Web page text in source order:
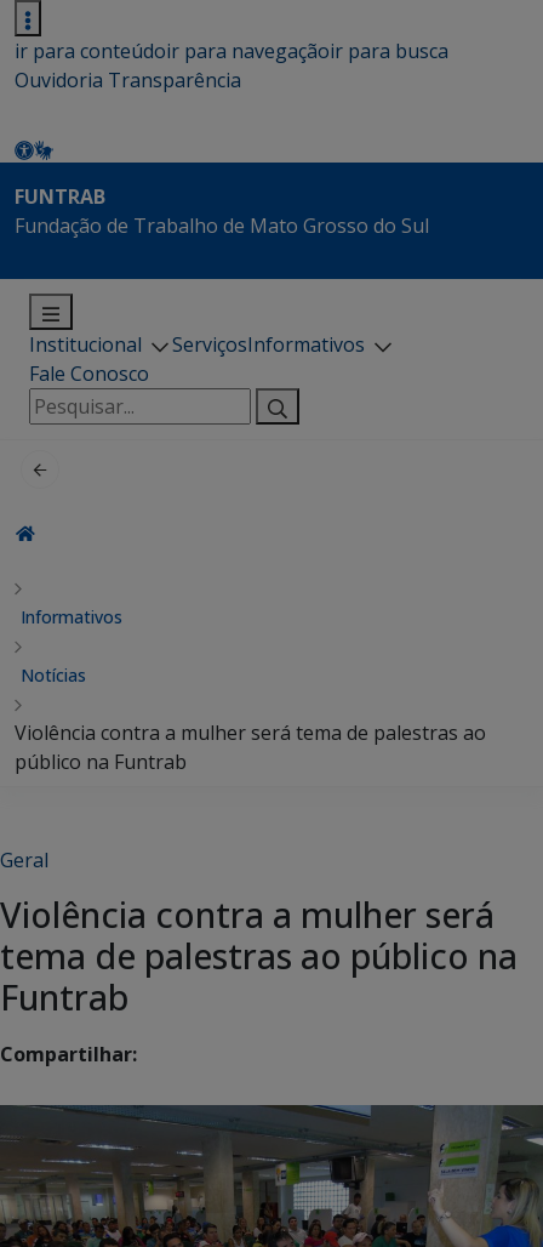
ir para conteúdoir para navegaçãoir para busca
Ouvidoria Transparência
FUNTRAB
Fundação de Trabalho de Mato Grosso do Sul
Institucional ServiçosInformativos
Fale Conosco
Pesquisar
por:
Informativos
Notícias
Violência contra a mulher será tema de palestras ao
público na Funtrab
Geral
Violência contra a mulher será
tema de palestras ao público na
Funtrab
Compartilhar: